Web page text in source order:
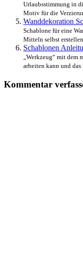
Urlaubsstimmung in
Motiv für die
Wanddekoration
Schablone für eine
Mitteln selbst
Schablonen
„Werkzeug“ mit dem
arbeiten kann und das
Kommentar